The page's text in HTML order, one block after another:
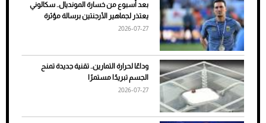
ضعف تبريد مكيف السيارة عند الوقوف.. أشهر
الأسباب والحلول
بعد أسبوع من خسارة المونديال.. سكالوني
يعتذر لجماهير الأرجنتين برسالة مؤثرة
2026-07-27
وداعًا لحرارة التمارين.. تقنية جديدة تمنح
الجسم تبريدًا مستمرًا
2026-07-27